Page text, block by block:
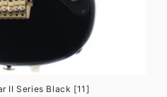
II Series Black [11]